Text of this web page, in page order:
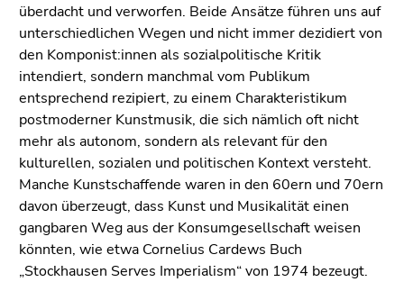
überdacht und verworfen. Beide Ansätze führen uns auf
unterschiedlichen Wegen und nicht immer dezidiert von
den Komponist:innen als sozialpolitische Kritik
intendiert, sondern manchmal vom Publikum
entsprechend rezipiert, zu einem Charakteristikum
postmoderner Kunstmusik, die sich nämlich oft nicht
mehr als autonom, sondern als relevant für den
kulturellen, sozialen und politischen Kontext versteht.
Manche Kunstschaffende waren in den 60ern und 70ern
davon überzeugt, dass Kunst und Musikalität einen
gangbaren Weg aus der Konsumgesellschaft weisen
könnten, wie etwa Cornelius Cardews Buch
„Stockhausen Serves Imperialism“ von 1974 bezeugt.